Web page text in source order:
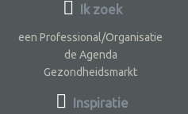
Ik zoek
een Professional/Organisatie
de Agenda
Gezondheidsmarkt
Inspiratie